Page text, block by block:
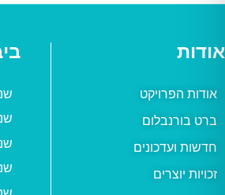
אודות
אודות הפרויקט
ברט בורנבלום
חדשות ועדכונים
זכויות יוצרים
שנת
שנת
שנת
שנת